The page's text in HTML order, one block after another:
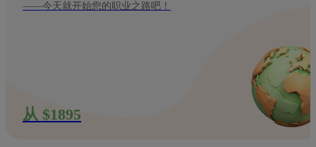
——今天就开始您的职业之路吧！
从 $1895